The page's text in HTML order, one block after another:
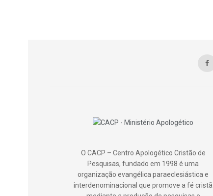
O CACP – Centro Apologético Cristão de
Pesquisas, fundado em 1998 é uma
organização evangélica paraeclesiástica e
interdenominacional que promove a fé cristã